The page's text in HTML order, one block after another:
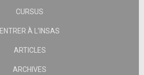
CURSUS
ENTRER À L’INSAS
ARTICLES
ARCHIVES